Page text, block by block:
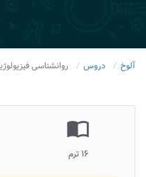
آلوخ دروس روانشناسی
import_contacts
۱۶ ترم